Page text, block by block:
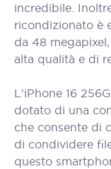
incredibile.
ricondizionato è
da 48
alta qualità e di
L'iPhone 16
dotato di una
che consente di
di condividere
questo